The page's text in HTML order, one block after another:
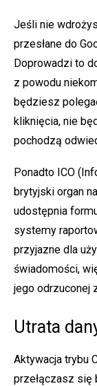
Jeśli nie
przesłane do
Doprowadzi to
z powodu
będziesz
kliknięcia, nie
pochodzą
Ponadto ICO
brytyjski organ
udostępnia
systemy
przyjazne dla
świadomości,
jego odrzuconej
Utrata
Aktywacja trybu
przełączasz